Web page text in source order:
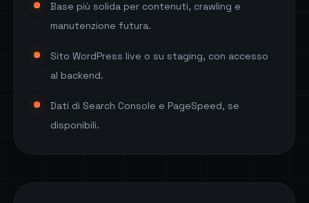
Base più solida per contenuti, crawling e
manutenzione futura.
Sito WordPress live o su staging, con accesso
al backend.
Dati di Search Console e PageSpeed, se
disponibili.